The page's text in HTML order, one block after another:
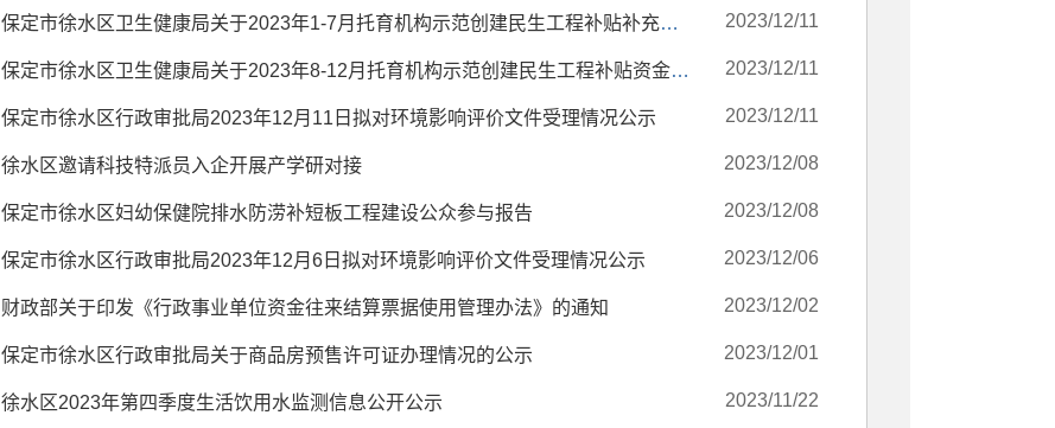
保定市徐水区卫生健康局关于2023年1-7月托育机构示范创建民生工程补贴补充资金的公示 2023/12/11
保定市徐水区卫生健康局关于2023年8-12月托育机构示范创建民生工程补贴资金的公示 2023/12/11
保定市徐水区行政审批局2023年12月11日拟对环境影响评价文件受理情况公示 2023/12/11
徐水区邀请科技特派员入企开展产学研对接 2023/12/08
保定市徐水区妇幼保健院排水防涝补短板工程建设公众参与报告 2023/12/08
保定市徐水区行政审批局2023年12月6日拟对环境影响评价文件受理情况公示 2023/12/06
财政部关于印发《行政事业单位资金往来结算票据使用管理办法》的通知 2023/12/02
保定市徐水区行政审批局关于商品房预售许可证办理情况的公示 2023/12/01
徐水区2023年第四季度生活饮用水监测信息公开公示 2023/11/22